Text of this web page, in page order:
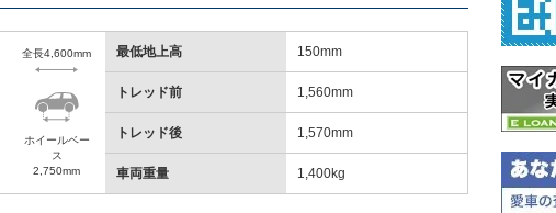
全長4,600mm
ホイールベー
ス
2,750mm
最低地上高 150mm
トレッド前 1,560mm
トレッド後 1,570mm
車両重量 1,400kg